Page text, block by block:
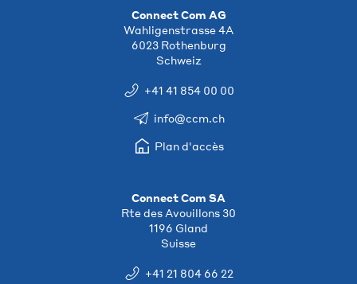
Connect Com AG
Wahligenstrasse 4A
6023 Rothenburg
Schweiz
+41 41 854 00 00
info@ccm.ch
Plan d'accès
Connect Com SA
Rte des Avouillons 30
1196 Gland
Suisse
+41 21 804 66 22